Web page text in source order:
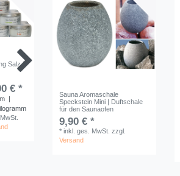
Salz |
€ *
|
JokiPiin
ab 24,90 € *
*inkl. ges. MwSt.
zzgl.Versand
RENTO
Aufguss
Premium
ab
inkl.
Sauna Aromaschale
Speckstein Mini | Duftschale
für den Saunaofen
9,90 € *
*inkl. ges. MwSt. zzgl.
Versand